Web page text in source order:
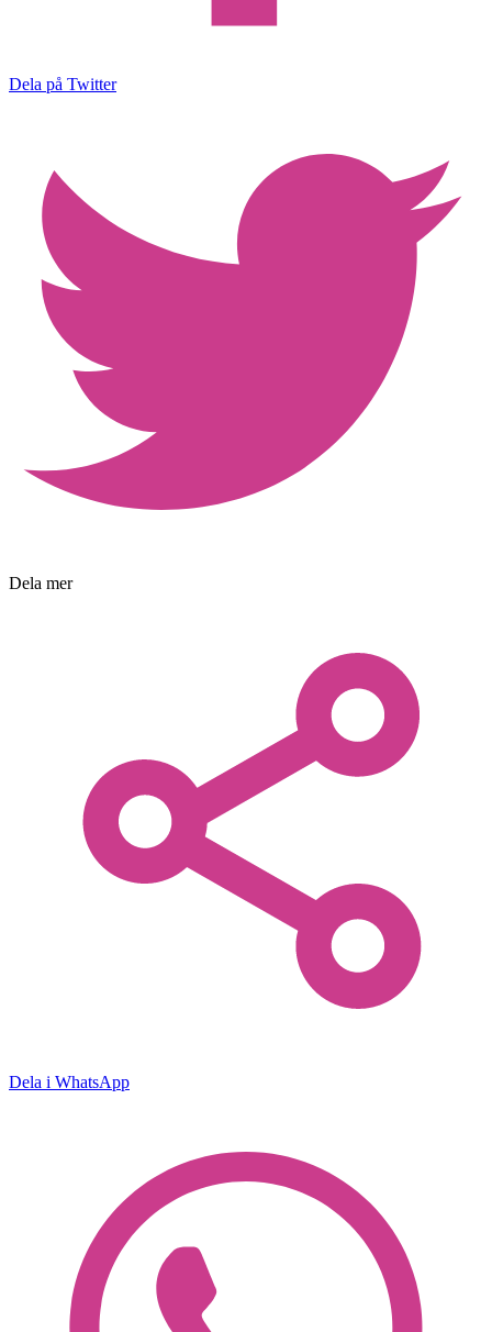
Dela på Twitter
Dela mer
Dela i WhatsApp